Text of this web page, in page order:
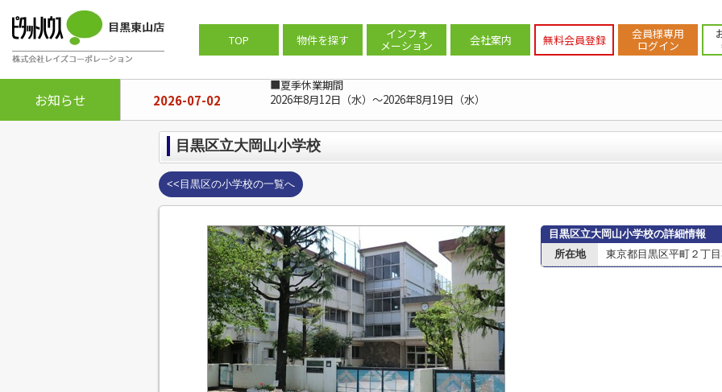
TOP 物件を探す インフォ
メーション 会社案内 無料会員登録 会員様専用
ログイン
お知らせ 2026-07-02
■夏季休業期間
2026年8月12日（水）～2026年8月19日（水）
目黒区立大岡山小学校
<<目黒区の小学校の一覧へ
目黒区立大岡山小学校の詳細情報
所在地
東京都目黒区平町２丁